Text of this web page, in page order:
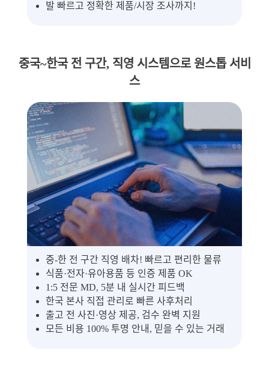
발 빠르고 정확한 제품/시장 조사까지!
중국~한국 전 구간, 직영 시스템으로 원스톱 서비
스
중-한 전 구간 직영 배차! 빠르고 편리한 물류
식품·전자·유아용품 등 인증 제품 OK
1:5 전문 MD, 5분 내 실시간 피드백
한국 본사 직접 관리로 빠른 사후처리
출고 전 사진·영상 제공, 검수 완벽 지원
모든 비용 100% 투명 안내, 믿을 수 있는 거래